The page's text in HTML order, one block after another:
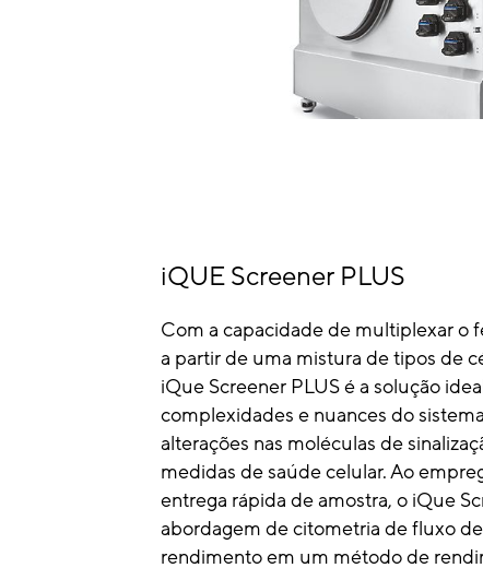
iQUE Screener PLUS
Com a capacidade de multiplexar o
a partir de uma mistura de tipos de
iQue Screener PLUS é a solução
complexidades e nuances do
alterações nas moléculas de
medidas de saúde celular. Ao
entrega rápida de amostra, o iQue
abordagem de citometria de fluxo
rendimento em um método de